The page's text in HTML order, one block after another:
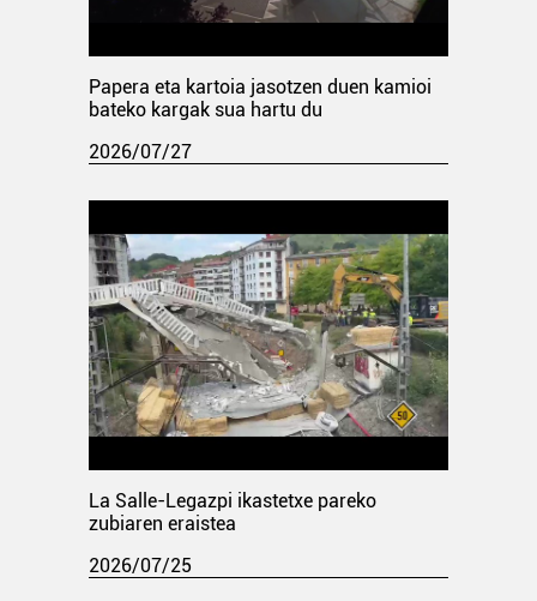
Papera eta kartoia jasotzen duen kamioi
bateko kargak sua hartu du
2026/07/27
La Salle-Legazpi ikastetxe pareko
zubiaren eraistea
2026/07/25